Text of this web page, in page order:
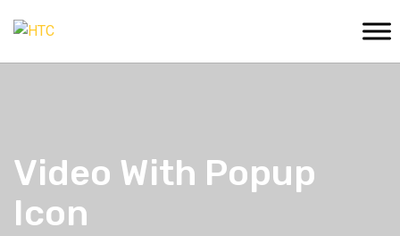
Video With Popup
Icon